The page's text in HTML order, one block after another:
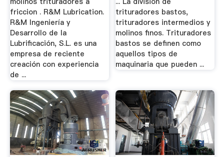
friccion . R&M Lubrication.
R&M Ingeniería y
Desarrollo de la
Lubrificación, S.L. es una
empresa de reciente
creación con experiencia
de ...
trituradores bastos,
trituradores intermedios y
molinos finos. Trituradores
bastos se definen como
aquellos tipos de
maquinaria que pueden ...